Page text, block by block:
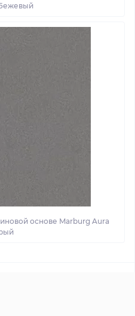
основе Marburg Aura